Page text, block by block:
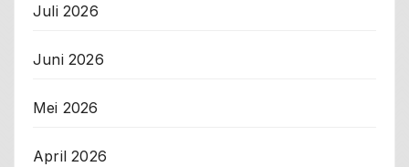
Juli 2026
Juni 2026
Mei 2026
April 2026